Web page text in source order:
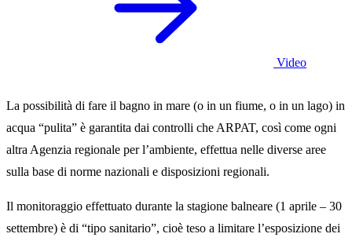
Video
La possibilità di fare il bagno in mare (o in un fiume, o in un lago) in
acqua “pulita” è garantita dai controlli che ARPAT, così come ogni
altra Agenzia regionale per l’ambiente, effettua nelle diverse aree
sulla base di norme nazionali e disposizioni regionali.
Il monitoraggio effettuato durante la stagione balneare (1 aprile – 30
settembre) è di “tipo sanitario”, cioè teso a limitare l’esposizione dei